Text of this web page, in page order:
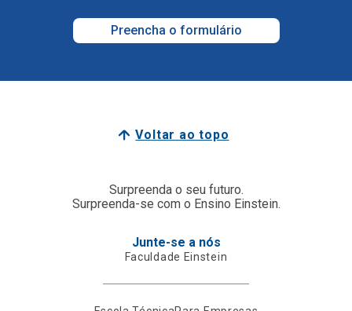
Preencha o formulário
Voltar ao topo
Surpreenda o seu futuro.
Surpreenda-se com o Ensino Einstein.
Junte-se a nós
Faculdade Einstein